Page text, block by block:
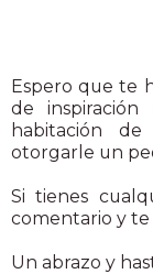
Espero que te
de
habitación
otorgarle un
Si tienes
comentario y te
Un abrazo y